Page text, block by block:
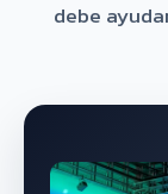
debe